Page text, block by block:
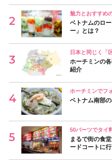
魅力とおすすめ
ベトナムのロ
ー」とは？
日本と同じく「
ホーチミンの
紹介
ホーチミンでフ
ベトナム南部
50バーツでタイ
まるで街の食
ードコートに